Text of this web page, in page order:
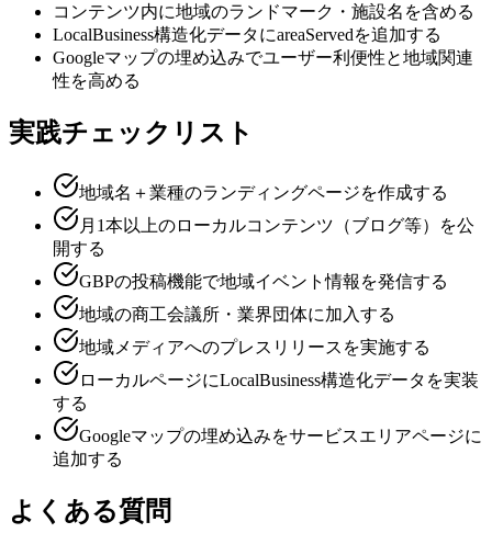
コンテンツ内に地域のランドマーク・施設名を含める
LocalBusiness構造化データにareaServedを追加する
Googleマップの埋め込みでユーザー利便性と地域関連
性を高める
実践チェックリスト
地域名＋業種のランディングページを作成する
月1本以上のローカルコンテンツ（ブログ等）を公
開する
GBPの投稿機能で地域イベント情報を発信する
地域の商工会議所・業界団体に加入する
地域メディアへのプレスリリースを実施する
ローカルページにLocalBusiness構造化データを実装
する
Googleマップの埋め込みをサービスエリアページに
追加する
よくある質問